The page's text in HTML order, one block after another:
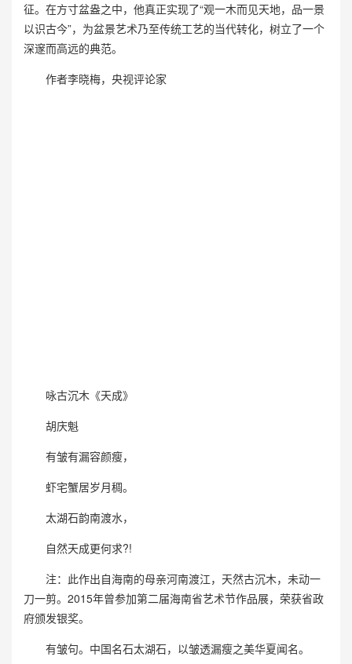
征。在方寸盆盎之中，他真正实现了“观一木而见天地，品一景
以识古今”，为盆景艺术乃至传统工艺的当代转化，树立了一个
深邃而高远的典范。
作者李晓梅，央视评论家
咏古沉木《天成》
胡庆魁
有皱有漏容颜瘦，
虾宅蟹居岁月稠。
太湖石韵南渡水，
自然天成更何求?!
注：此作出自海南的母亲河南渡江，天然古沉木，未动一
刀一剪。2015年曾参加第二届海南省艺术节作品展，荣获省政
府颁发银奖。
有皱句。中国名石太湖石，以皱透漏瘦之美华夏闻名。